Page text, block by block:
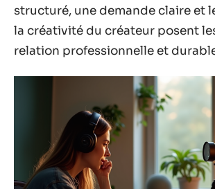
structuré, une demande claire et
la créativité du créateur posent
relation professionnelle et